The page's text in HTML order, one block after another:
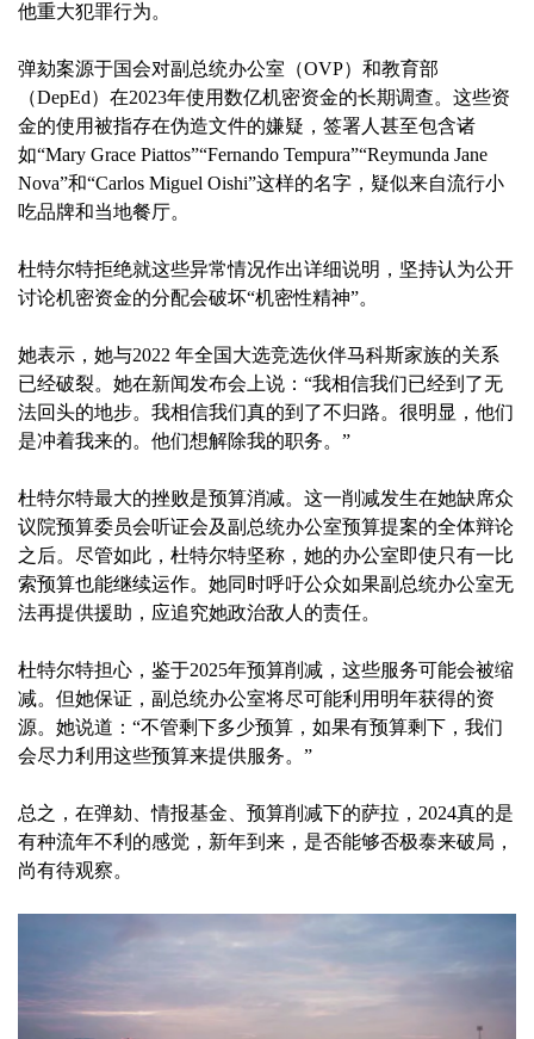
他重大犯罪行为。
弹劾案源于国会对副总统办公室（OVP）和教育部
（DepEd）在2023年使用数亿机密资金的长期调查。这些资
金的使用被指存在伪造文件的嫌疑，签署人甚至包含诸
如“Mary Grace Piattos”“Fernando Tempura”“Reymunda Jane
Nova”和“Carlos Miguel Oishi”这样的名字，疑似来自流行小
吃品牌和当地餐厅。
杜特尔特拒绝就这些异常情况作出详细说明，坚持认为公开
讨论机密资金的分配会破坏“机密性精神”。
她表示，她与2022 年全国大选竞选伙伴马科斯家族的关系
已经破裂。她在新闻发布会上说：“我相信我们已经到了无
法回头的地步。我相信我们真的到了不归路。很明显，他们
是冲着我来的。他们想解除我的职务。”
杜特尔特最大的挫败是预算消减。这一削减发生在她缺席众
议院预算委员会听证会及副总统办公室预算提案的全体辩论
之后。尽管如此，杜特尔特坚称，她的办公室即使只有一比
索预算也能继续运作。她同时呼吁公众如果副总统办公室无
法再提供援助，应追究她政治敌人的责任。
杜特尔特担心，鉴于2025年预算削减，这些服务可能会被缩
减。但她保证，副总统办公室将尽可能利用明年获得的资
源。她说道：“不管剩下多少预算，如果有预算剩下，我们
会尽力利用这些预算来提供服务。”
总之，在弹劾、情报基金、预算削减下的萨拉，2024真的是
有种流年不利的感觉，新年到来，是否能够否极泰来破局，
尚有待观察。